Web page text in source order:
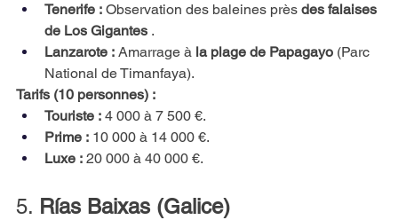
Tenerife : Observation des baleines près des falaises
de Los Gigantes .
Lanzarote : Amarrage à la plage de Papagayo (Parc
National de Timanfaya).
Tarifs (10 personnes) :
Touriste : 4 000 à 7 500 €.
Prime : 10 000 à 14 000 €.
Luxe : 20 000 à 40 000 €.
5. Rías Baixas (Galice)